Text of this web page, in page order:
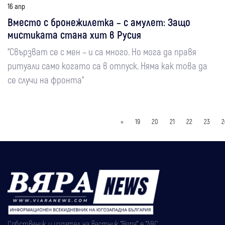
16 апр
Вместо с бронежилетка – с амулет: Защо
мистиката стана хит в Русия
“Свързват се с мен – и са много. Но мога да правя
ритуали само когато са в отпуск. Няма как това да
се случи на фронта“
« 19 20 21 22 23